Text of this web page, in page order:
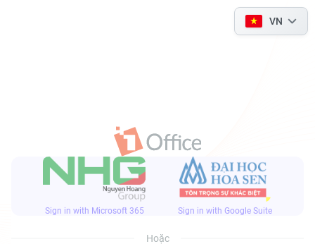
VN
Sign in with Microsoft 365 Sign in with Google Suite
Hoặc